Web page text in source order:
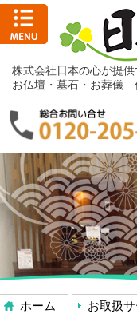
株式会社日本の心が提供
お仏壇・墓石・お葬儀
ホーム お取扱